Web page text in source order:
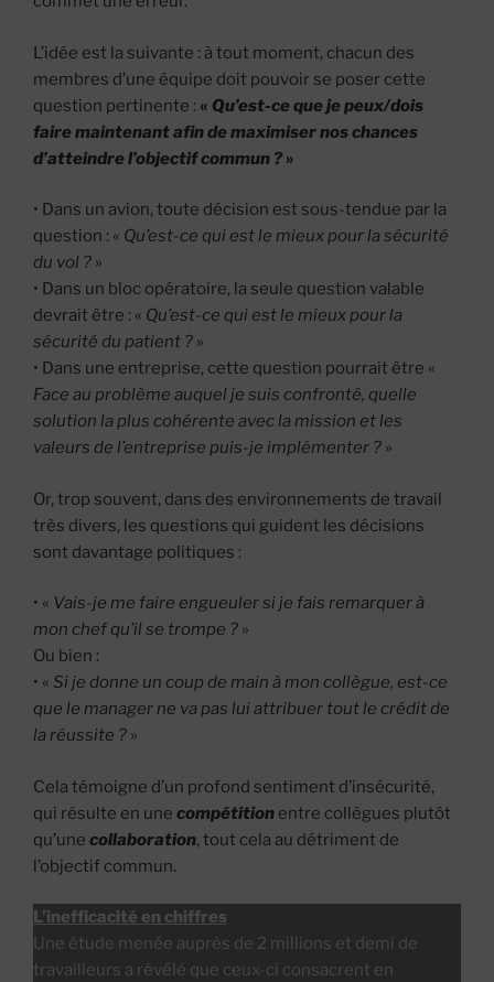
L’idée est la suivante : à tout moment, chacun des
membres d’une équipe doit pouvoir se poser cette
question pertinente : « Qu’est-ce que je peux/dois
faire maintenant afin de maximiser nos chances
d’atteindre l’objectif commun ? »
• Dans un avion, toute décision est sous-tendue par la
question : « Qu’est-ce qui est le mieux pour la sécurité
du vol ? »
• Dans un bloc opératoire, la seule question valable
devrait être : « Qu’est-ce qui est le mieux pour la
sécurité du patient ? »
• Dans une entreprise, cette question pourrait être «
Face au problème auquel je suis confronté, quelle
solution la plus cohérente avec la mission et les
valeurs de l’entreprise puis-je implémenter ? »
Or, trop souvent, dans des environnements de travail
très divers, les questions qui guident les décisions
sont davantage politiques :
• « Vais-je me faire engueuler si je fais remarquer à
mon chef qu’il se trompe ? »
Ou bien :
• « Si je donne un coup de main à mon collègue, est-ce
que le manager ne va pas lui attribuer tout le crédit de
la réussite ? »
Cela témoigne d’un profond sentiment d’insécurité,
qui résulte en une compétition entre collègues plutôt
qu’une collaboration, tout cela au détriment de
l’objectif commun.
L’inefficacité en chiffres
Une étude menée auprès de 2 millions et demi de
travailleurs a révélé que ceux-ci consacrent en